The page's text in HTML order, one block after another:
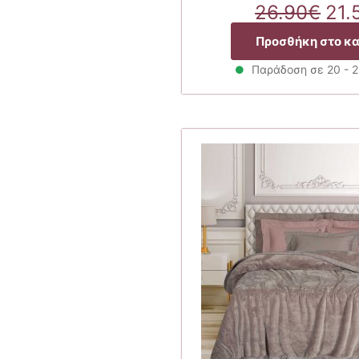
26.90€
Προσθήκη στο
Παράδοση σε 20 -